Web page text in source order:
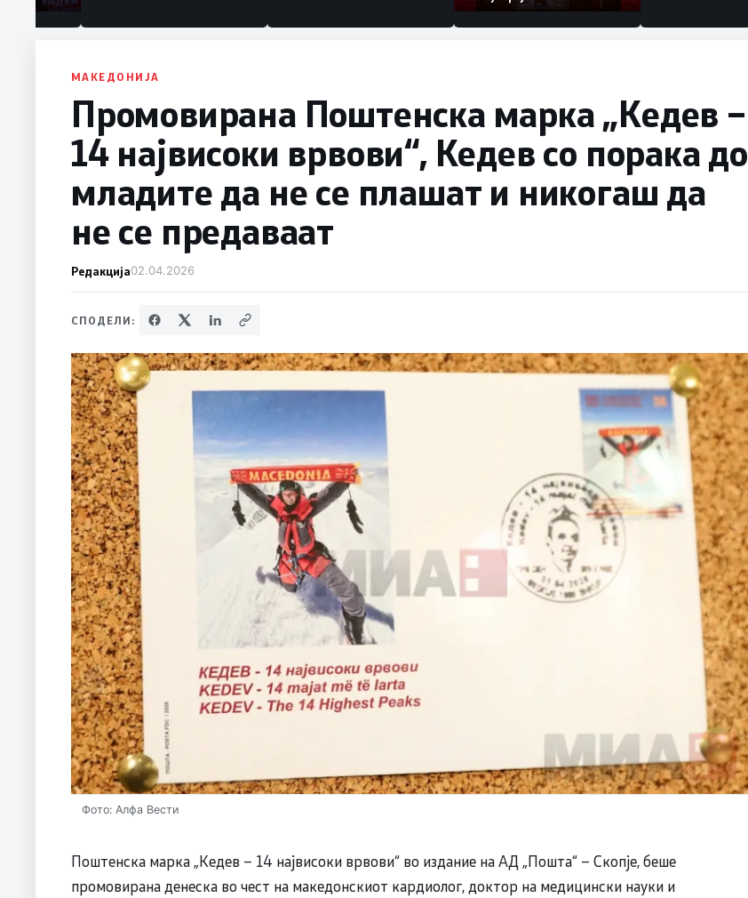
МАКЕДОНИЈА
Промовирана Поштенска марка „Кедев –
14 највисоки врвови“, Кедев со порака до
младите да не се плашат и никогаш да
не се предаваат
Редакција02.04.2026
СПОДЕЛИ:
Фото: Алфа Вести
Поштенска марка „Кедев – 14 највисоки врвови“ во издание на АД „Пошта“ – Скопје, беше
промовирана денеска во чест на македонскиот кардиолог, доктор на медицински науки и